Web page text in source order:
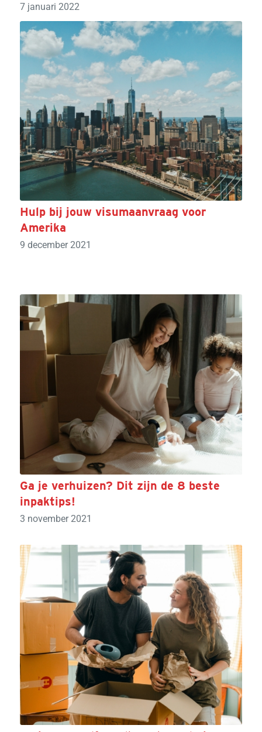
7 januari 2022
Hulp bij jouw visumaanvraag voor
Amerika
9 december 2021
Ga je verhuizen? Dit zijn de 8 beste
inpaktips!
3 november 2021